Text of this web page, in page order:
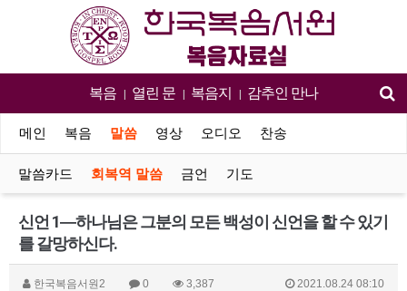
복음 | 열린 문 | 복음지 | 감추인 만나
메인 복음 말씀 영상 오디오 찬송
말씀카드 회복역 말씀 금언 기도
신언 1―하나님은 그분의 모든 백성이 신언을 할 수 있기
를 갈망하신다.
한국복음서원2 0 3,387 2021.08.24 08:10